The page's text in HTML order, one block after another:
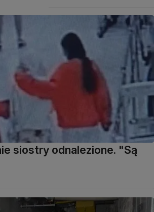
siostry odnalezione. "Są